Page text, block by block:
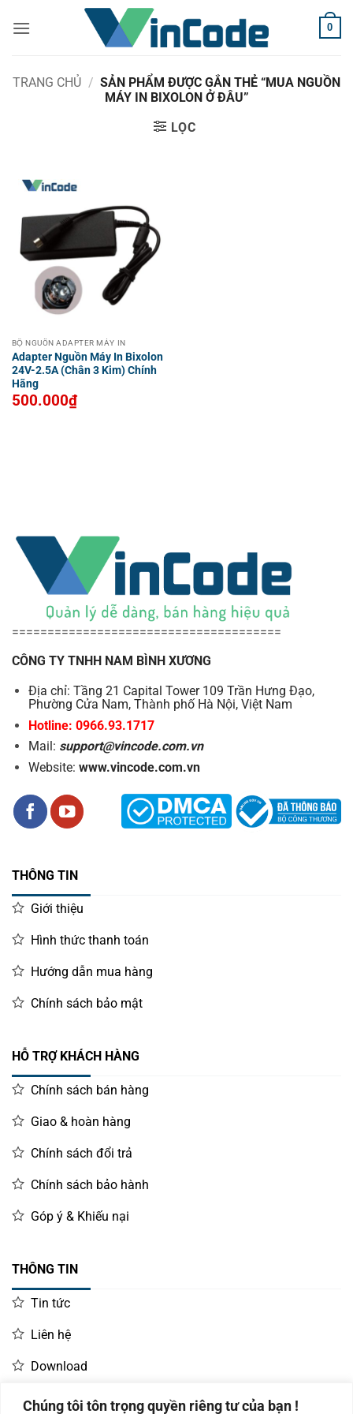
Chúng tôi tôn trọng quyền riêng tư của bạn !
qua
0
TRANG CHỦ / SẢN PHẨM ĐƯỢC GẮN THẺ “MUA NGUỒN
MÁY IN BIXOLON Ở ĐÂU”
LỌC
BỘ NGUỒN ADAPTER MÁY IN
Adapter Nguồn Máy In Bixolon
24V-2.5A (Chân 3 Kim) Chính
Hãng
500.000₫
======================================
CÔNG TY TNHH NAM BÌNH XƯƠNG
Địa chỉ: Tầng 21 Capital Tower 109 Trần Hưng Đạo,
Phường Cửa Nam, Thành phố Hà Nội, Việt Nam
Hotline: 0966.93.1717
Mail: support@vincode.com.vn
Website: www.vincode.com.vn
THÔNG TIN
Giới thiệu
Hình thức thanh toán
Hướng dẫn mua hàng
Chính sách bảo mật
HỖ TRỢ KHÁCH HÀNG
Chính sách bán hàng
Giao & hoàn hàng
Chính sách đổi trả
Chính sách bảo hành
Góp ý & Khiếu nại
THÔNG TIN
Tin tức
Liên hệ
Download